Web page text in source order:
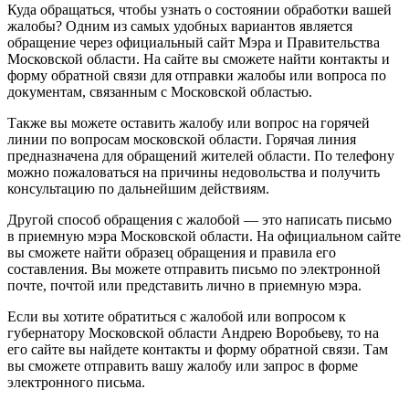
Куда обращаться, чтобы узнать о состоянии обработки вашей
жалобы? Одним из самых удобных вариантов является
обращение через официальный сайт Мэра и Правительства
Московской области. На сайте вы сможете найти контакты и
форму обратной связи для отправки жалобы или вопроса по
документам, связанным с Московской областью.
Также вы можете оставить жалобу или вопрос на горячей
линии по вопросам московской области. Горячая линия
предназначена для обращений жителей области. По телефону
можно пожаловаться на причины недовольства и получить
консультацию по дальнейшим действиям.
Другой способ обращения с жалобой — это написать письмо
в приемную мэра Московской области. На официальном сайте
вы сможете найти образец обращения и правила его
составления. Вы можете отправить письмо по электронной
почте, почтой или представить лично в приемную мэра.
Если вы хотите обратиться с жалобой или вопросом к
губернатору Московской области Андрею Воробьеву, то на
его сайте вы найдете контакты и форму обратной связи. Там
вы сможете отправить вашу жалобу или запрос в форме
электронного письма.